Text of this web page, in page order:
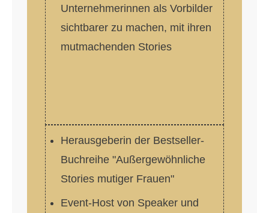
Unternehmerinnen als Vorbilder
sichtbarer zu machen, mit ihren
mutmachenden Stories
Herausgeberin der Bestseller-
Buchreihe "Außergewöhnliche
Stories mutiger Frauen"
Event-Host von Speaker und